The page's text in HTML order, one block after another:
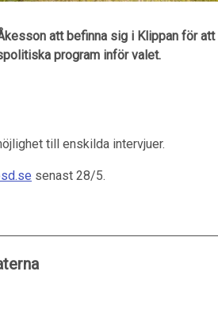
att befinna sig i Klippan för
program inför valet.
till enskilda intervjuer.
senast 28/5.